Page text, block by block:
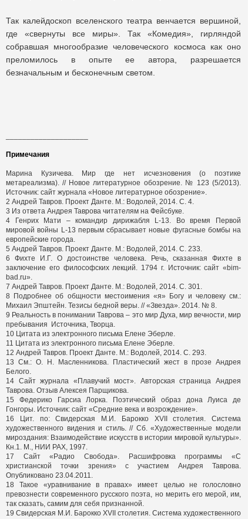
Так калейдоскоп вселенского театра венчается вершиной,
где «свернуты все миры». Так «Комедия», гирляндой
собравшая многообразие человеческого космоса как оно
преломилось в опыте ее автора, разрешается
безначальным и бесконечным светом.
Примечания
Марина Кузичева. Мир где нет исчезновения (о поэтике
метареализма). // Новое литературное обозрение. № 123 (5/2013).
Источник: сайт журнала «Новое литературное обозрение».
2 Андрей Тавров. Проект Данте. М.: Водолей, 2014. С. 4.
3 Из ответа Андрея Таврова читателям на Фейсбуке.
4 Генрих Мати – командир дирижабля L-13. Во время Первой
мировой войны L-13 первым сбрасывает новые фугасные бомбы на
европейские города.
5 Андрей Тавров. Проект Данте. М.: Водолей, 2014. С. 233.
6 Фихте И.Г. О достоинстве человека. Речь, сказанная Фихте в
заключение его философских лекций. 1794 г. Источник: сайт «bim-
bad.ru».
7 Андрей Тавров. Проект Данте. М.: Водолей, 2014. С. 301.
8 Подробнее об общности местоимения «я» Богу и человеку см.:
Михаил Эпштейн. Тезисы бедной веры. // «Звезда». 2014. № 8.
9 Реальность в понимании Таврова – это мир Духа, мир вечности, мир
пребывания Источника, Творца.
10 Цитата из электронного письма Елене Эберле.
11 Цитата из электронного письма Елене Эберле.
12 Андрей Тавров. Проект Данте. М.: Водолей, 2014. С. 293.
13 См.: О. Н. Масленникова. Пластический жест в прозе Андрея
Белого.
14 Сайт журнала «Плавучий мост». Авторская страница Андрея
Таврова. Отзыв Алексея Парщикова.
15 Федерико Гарсиа Лорка. Поэтический образ дона Луиса де
Гонгоры. Источник: сайт «Средние века и возрождение».
16 Цит. по: Свидерская М.И. Барокко XVII столетия. Система
художественного видения и стиль. // Сб. «Художественные модели
мироздания: Взаимодействие искусств в истории мировой культуры».
Кн.1. М., НИИ РАХ, 1997.
17 Сайт «Радио Свобода». Расшифровка программы «С
христианской точки зрения» с участием Андрея Таврова.
Опубликовано 23.04.2011.
18 Такое «уравнивание в правах» имеет целью не голословно
превознести современного русского поэта, но мерить его мерой, им,
так сказать, самим для себя признанной.
19 Свидерская М.И. Барокко XVII столетия. Система художественного